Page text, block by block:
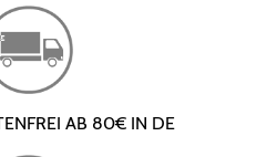
AB 80€ IN DE